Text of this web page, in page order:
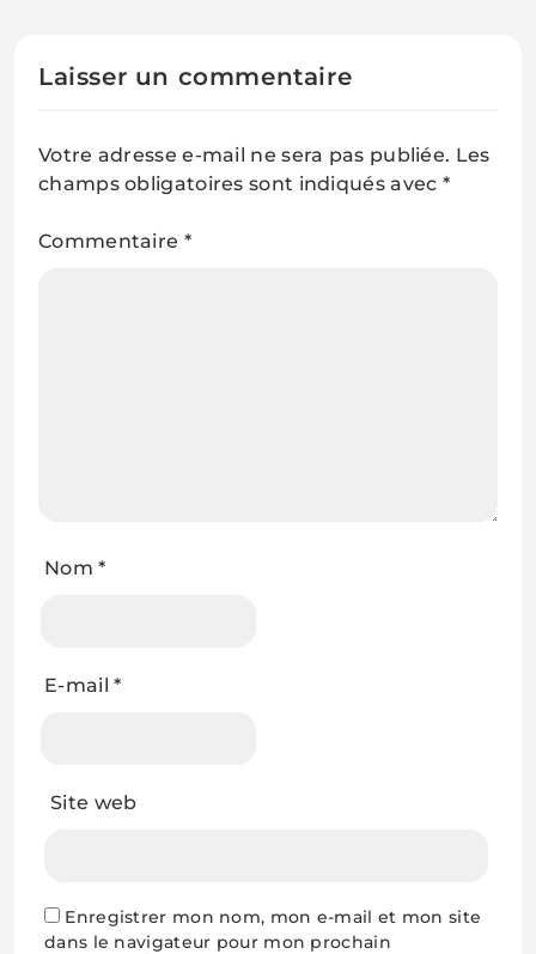
Laisser un commentaire
Votre adresse e-mail ne sera pas publiée. Les
champs obligatoires sont indiqués avec *
Commentaire *
Nom*
E-mail*
Site web
Enregistrer mon nom, mon e-mail et mon site
dans le navigateur pour mon prochain